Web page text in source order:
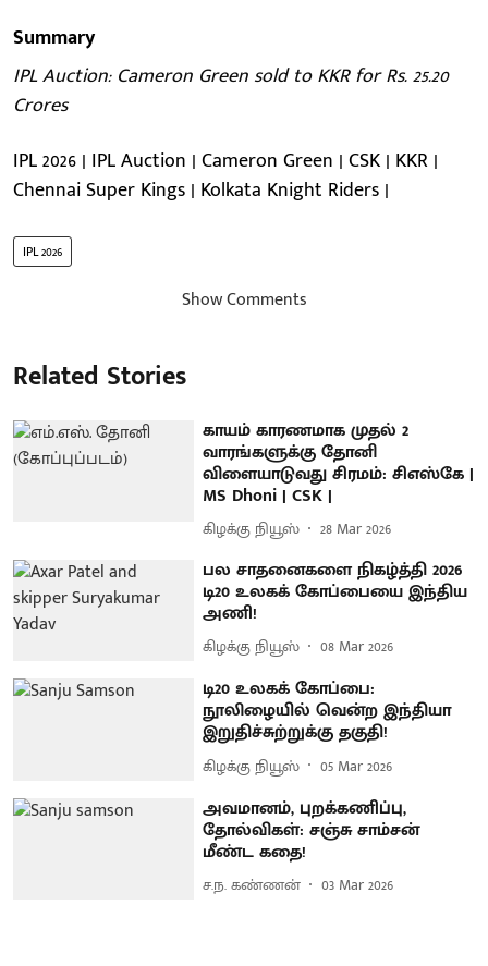
Summary
IPL Auction: Cameron Green sold to KKR for Rs. 25.20
Crores
IPL 2026 | IPL Auction | Cameron Green | CSK | KKR |
Chennai Super Kings | Kolkata Knight Riders |
IPL 2026
Show Comments
Related Stories
காயம் காரணமாக முதல் 2
வாரங்களுக்கு தோனி
விளையாடுவது சிரமம்: சிஎஸ்கே |
MS Dhoni | CSK |
கிழக்கு நியூஸ் 28 Mar 2026
பல சாதனைகளை நிகழ்த்தி 2026
டி20 உலகக் கோப்பையை இந்திய
அணி!
கிழக்கு நியூஸ் 08 Mar 2026
டி20 உலகக் கோப்பை:
நூலிழையில் வென்ற இந்தியா
இறுதிச்சுற்றுக்கு தகுதி!
கிழக்கு நியூஸ் 05 Mar 2026
அவமானம், புறக்கணிப்பு,
தோல்விகள்: சஞ்சு சாம்சன்
மீண்ட கதை!
ச.ந. கண்ணன் 03 Mar 2026